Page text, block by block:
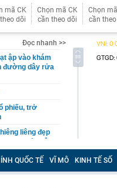
mã CK
dõi
Chọn mã CK
cần theo dõi
Chọn
cần
Đọc nhanh >>
ập vào khám
đường dây rửa
phiếu, trở
liêng đẹp
2.900
nhất Việt Nam
QUỐC TẾ VĨ MÔ KINH TẾ SỐ